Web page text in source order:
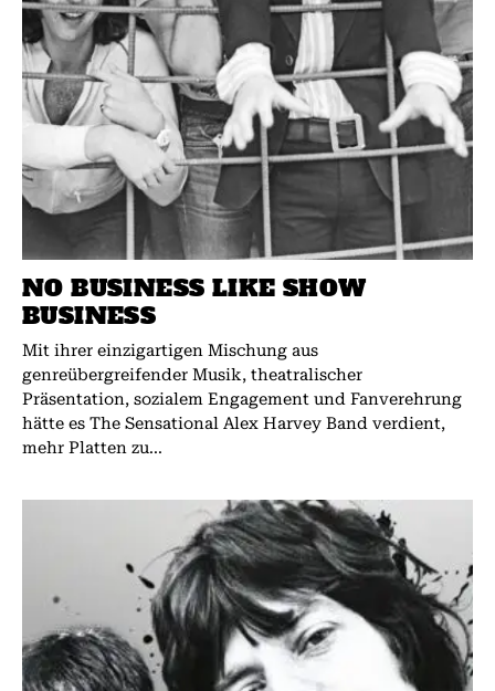
NO BUSINESS LIKE SHOW
BUSINESS
Mit ihrer einzigartigen Mischung aus
genreübergreifender Musik, theatralischer
Präsentation, sozialem Engagement und Fanverehrung
hätte es The Sensational Alex Harvey Band verdient,
mehr Platten zu...